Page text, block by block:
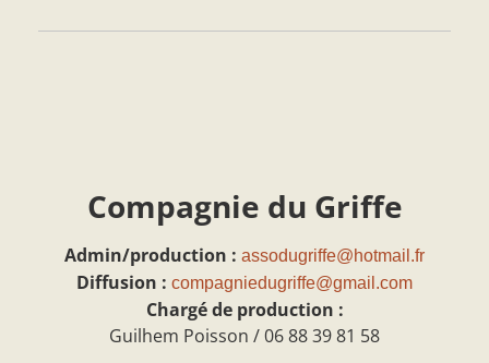
Compagnie du Griffe
Admin/production : assodugriffe@hotmail.fr
Diffusion : compagniedugriffe@gmail.com
Chargé de production :
Guilhem Poisson / 06 88 39 81 58